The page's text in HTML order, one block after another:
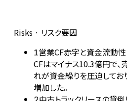
Risks · リスク要因
1営業CF赤字と資金流動
CFはマイナス10.3億円で、
れが資金繰りを圧迫して
増加した。